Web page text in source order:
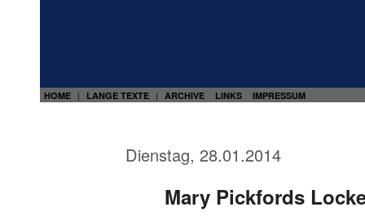
HOME | LANGE TEXTE | ARCHIVE LINKS IMPRESSUM
Dienstag, 28.01.2014
Mary Pickfords